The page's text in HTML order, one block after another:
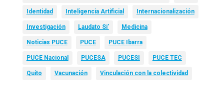
Identidad Inteligencia Artificial Internacionalización
Investigación Laudato Si’ Medicina
Noticias PUCE PUCE PUCE Ibarra
PUCE Nacional PUCESA PUCESI PUCE TEC
Quito Vacunación Vinculación con la colectividad